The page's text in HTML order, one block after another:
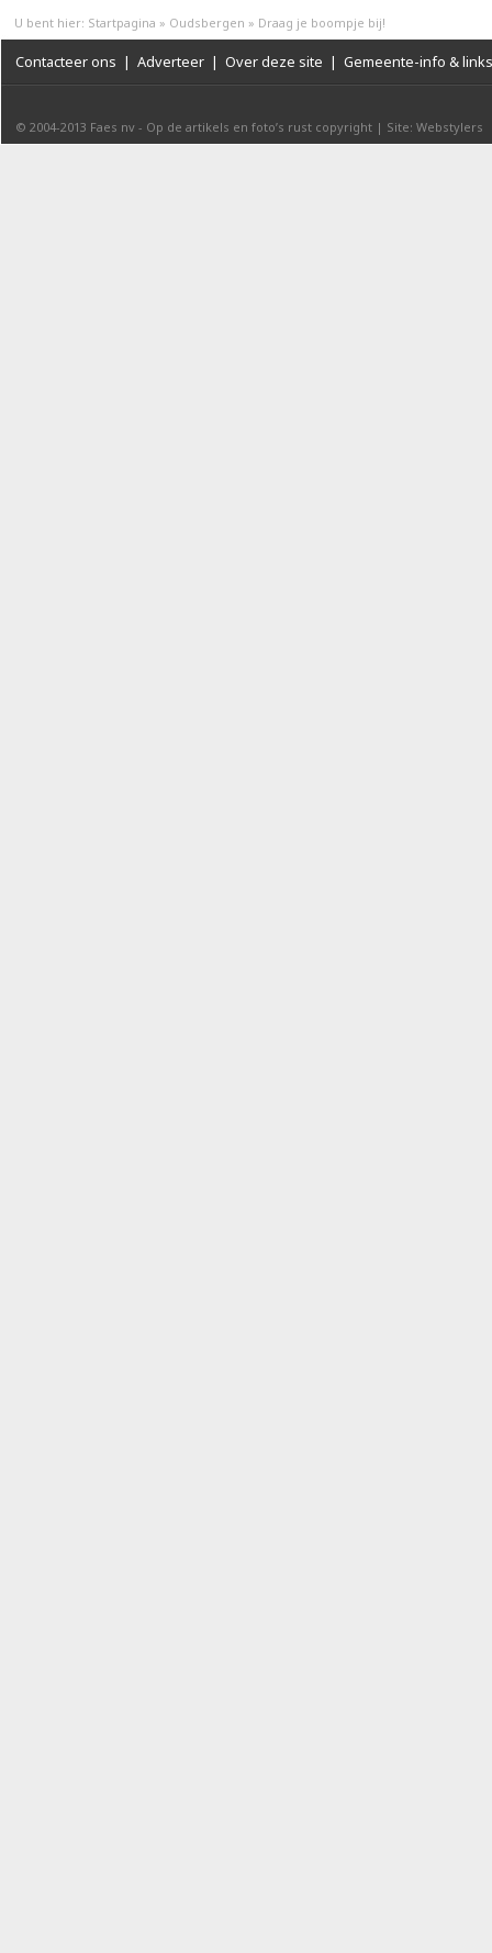
U bent hier: Startpagina » Oudsbergen » Draag je boompje bij!
Contacteer ons | Adverteer | Over deze site | Gemeente-info & links
© 2004-2013 Faes nv - Op de artikels en foto’s rust copyright | Site: Webstylers